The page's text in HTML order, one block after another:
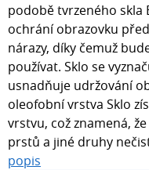
podobě tvrzeného skla
ochrání obrazovku
nárazy, díky čemuž
používat. Sklo se
usnadňuje udržování
oleofobní vrstva Sklo
vrstvu, což znamená,
prstů a jiné druhy
popis